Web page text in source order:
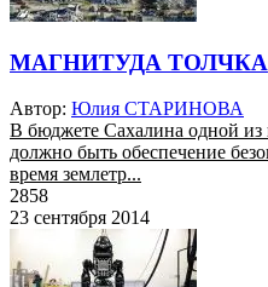
МАГНИТУДА ТОЛЧКА
Автор: Юлия СТАРИНОВА
В бюджете Сахалина одной из
должно быть обеспечение
время землетр...
2858
23 сентября 2014